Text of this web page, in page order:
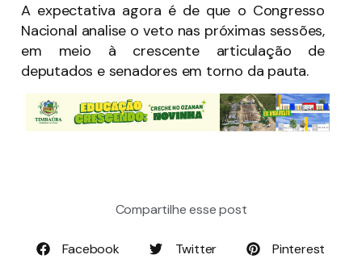
A expectativa agora é de que o Congresso
Nacional analise o veto nas próximas sessões,
em meio à crescente articulação de
deputados e senadores em torno da pauta.
Compartilhe esse post
Facebook Twitter
Pinterest